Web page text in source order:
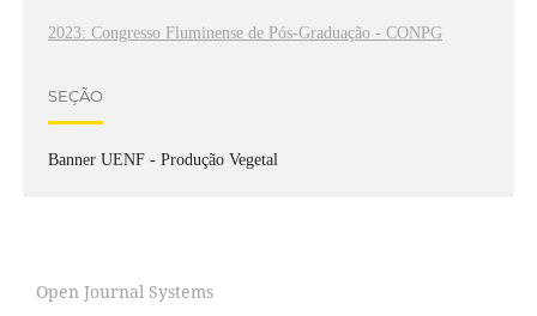
2023: Congresso Fluminense de Pós-Graduação - CONPG
SEÇÃO
Banner UENF - Produção Vegetal
Open Journal Systems